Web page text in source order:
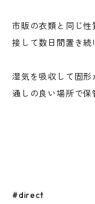
市販の衣類と同じ
接して数日間置き続
湿気を吸収して固
通しの良い場所で保
#direct